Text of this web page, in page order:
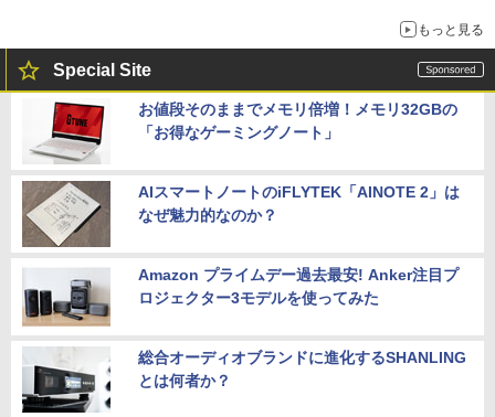
もっと見る
Special Site
お値段そのままでメモリ倍増！メモリ32GBの
「お得なゲーミングノート」
AIスマートノートのiFLYTEK「AINOTE 2」は
なぜ魅力的なのか？
Amazon プライムデー過去最安! Anker注目プ
ロジェクター3モデルを使ってみた
総合オーディオブランドに進化するSHANLING
とは何者か？